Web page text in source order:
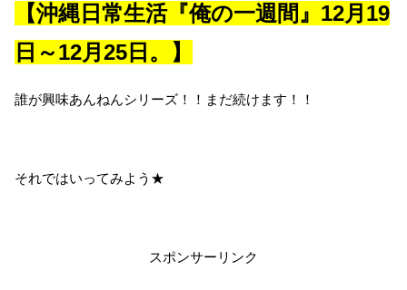
【沖縄日常生活『俺の一週間』12月19
日～12月25日。】
誰が興味あんねんシリーズ！！まだ続けます！！
それではいってみよう★
スポンサーリンク